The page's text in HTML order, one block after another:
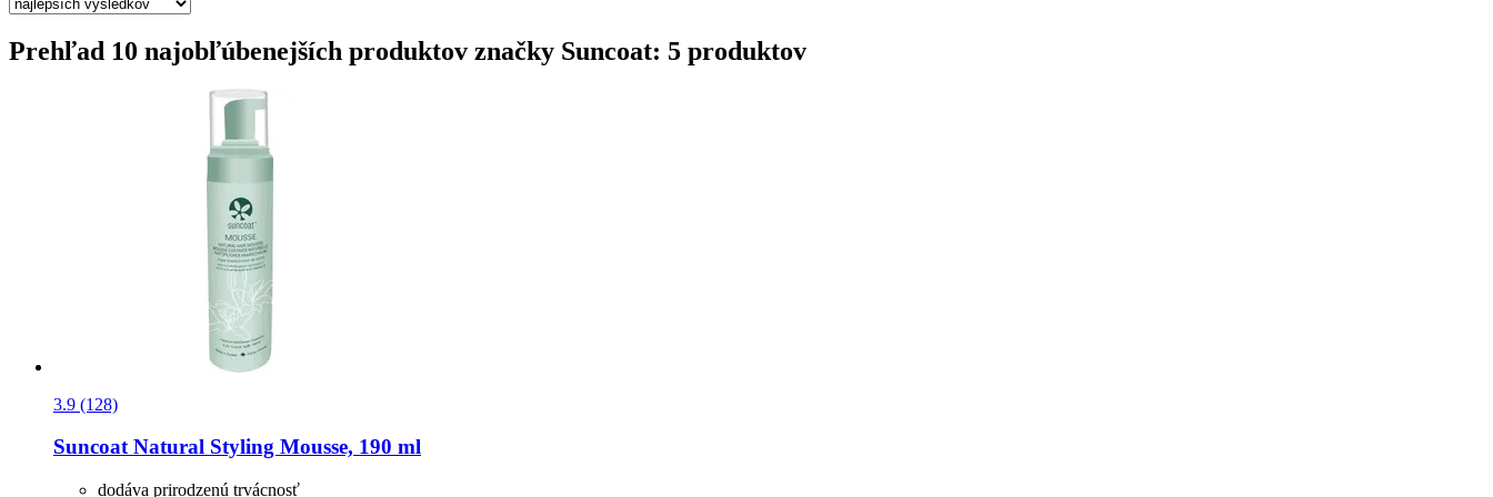
Prehľad 10 najobľúbenejších produktov značky Suncoat: 5 produktov
3.9 (128)
SuncoatNatural Styling Mousse, 190 ml
dodáva prirodzenú trvácnosť